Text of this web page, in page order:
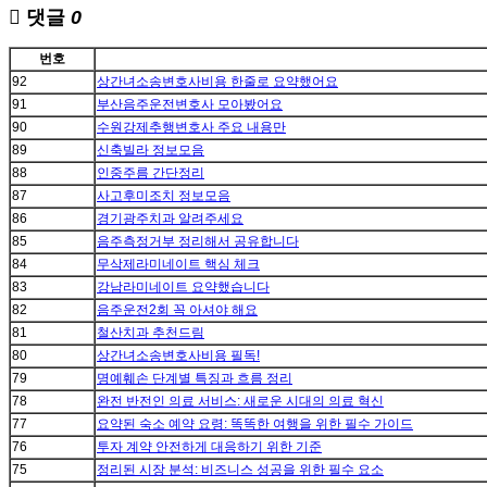
댓글 0
번호
92
상간녀소송변호사비용 한줄로 요약했어요
91
부산음주운전변호사 모아봤어요
90
수원강제추행변호사 주요 내용만
89
신축빌라 정보모음
88
인중주름 간단정리
87
사고후미조치 정보모음
86
경기광주치과 알려주세요
85
음주측정거부 정리해서 공유합니다
84
무삭제라미네이트 핵심 체크
83
강남라미네이트 요약했습니다
82
음주운전2회 꼭 아셔야 해요
81
철산치과 추천드림
80
상간녀소송변호사비용 필독!
79
명예훼손 단계별 특징과 흐름 정리
78
완전 반전인 의료 서비스: 새로운 시대의 의료 혁신
77
요약된 숙소 예약 요령: 똑똑한 여행을 위한 필수 가이드
76
투자 계약 안전하게 대응하기 위한 기준
75
정리된 시장 분석: 비즈니스 성공을 위한 필수 요소